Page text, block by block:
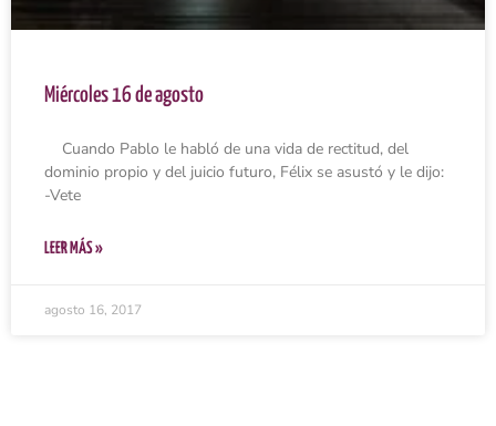
Miércoles 16 de agosto
Cuando Pablo le habló de una vida de rectitud, del
dominio propio y del juicio futuro, Félix se asustó y le dijo:
-Vete
LEER MÁS »
agosto 16, 2017